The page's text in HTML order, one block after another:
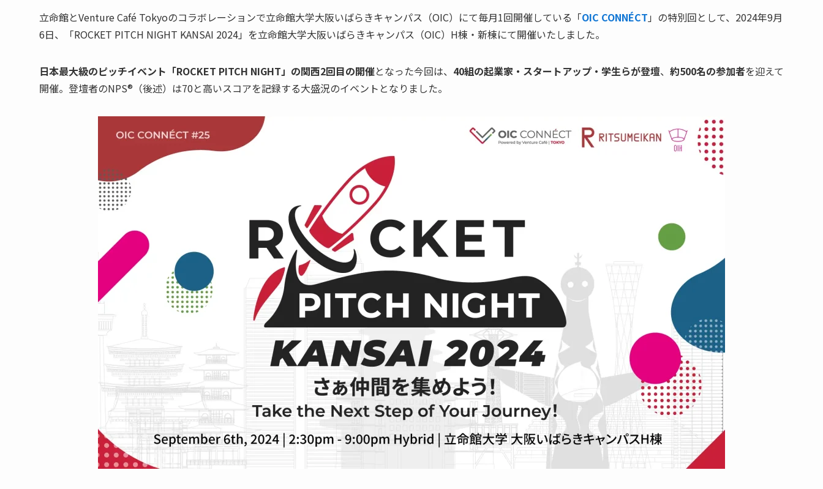
立命館とVenture Café Tokyoのコラボレーションで立命館大学大阪いばらきキャンパス（OIC）にて毎月1回開催している「OIC CONNÉCT 」の特別回として、2024年9月
6日、「ROCKET PITCH NIGHT KANSAI 2024」を立命館大学大阪いばらきキャンパス（OIC）H棟・新棟にて開催いたしました。
日本最大級のピッチイベント「ROCKET PITCH NIGHT」の関西2回目の開催となった今回は、 40組の起業家・スタートアップ・学生らが登壇、 約500名の参加者を迎えて
開催。登壇者のNPS®（後述）は70と高いスコアを記録する大盛況のイベントとなりました。